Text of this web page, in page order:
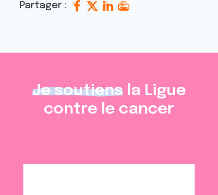
Partager :
Je soutiens la Ligue
contre le cancer